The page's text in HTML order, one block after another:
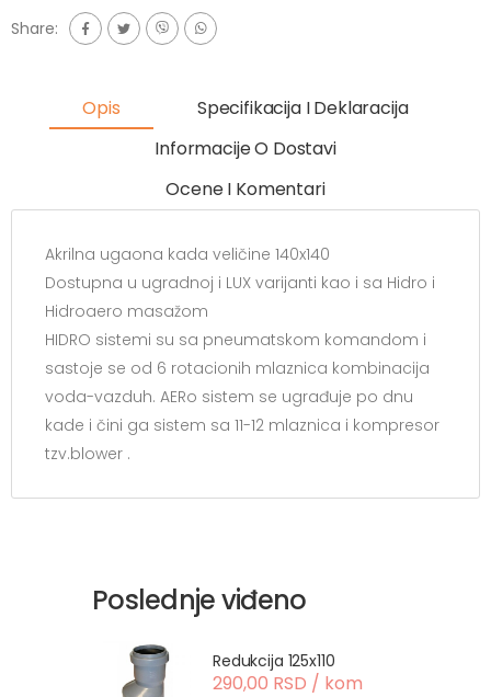
Share:
Opis
Specifikacija I Deklaracija
Informacije O Dostavi
Ocene I Komentari
Akrilna ugaona kada veličine 140x140
Dostupna u ugradnoj i LUX varijanti kao i sa Hidro i
Hidroaero masažom
HIDRO sistemi su sa pneumatskom komandom i
sastoje se od 6 rotacionih mlaznica kombinacija
voda-vazduh. AERo sistem se ugrađuje po dnu
kade i čini ga sistem sa 11-12 mlaznica i kompresor
tzv.blower .
Poslednje viđeno
Redukcija 125x110
290,00 RSD / kom